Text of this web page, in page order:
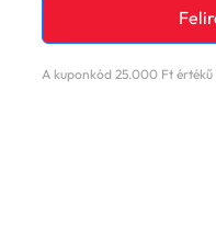
A kuponkód 25.000 Ft